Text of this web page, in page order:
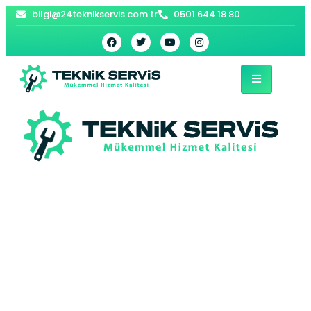
bilgi@24teknikservis.com.tr 0501 644 18 80